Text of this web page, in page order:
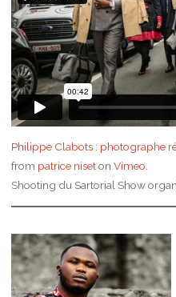
Philippe Clabots : photographe
from patrice nisetonVimeo.
Shooting du Sartorial Show